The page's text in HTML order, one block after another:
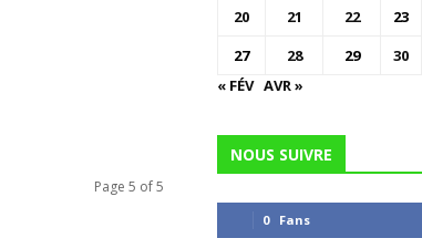
Page 5 of 5
20
21 22 23
27
28 29 30
« FÉV AVR »
NOUS SUIVRE
0 Fans